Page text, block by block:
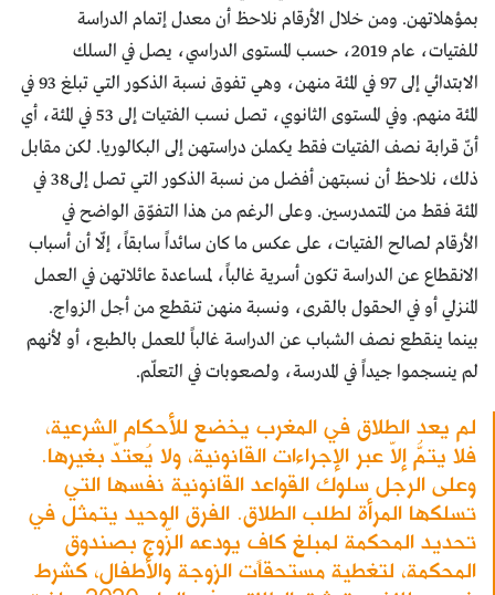
بمؤهلاتهن. ومن خلال الأرقام نلاحظ أن معدل إتمام الدراسة
للفتيات، عام 2019، حسب المستوى الدراسي، يصل في السلك
الابتدائي إلى 97 في المئة منهن، وهي تفوق نسبة الذكور التي تبلغ 93 في
المئة منهم. وفي المستوى الثانوي، تصل نسب الفتيات إلى 53 في المئة، أي
أنّ قرابة نصف الفتيات فقط يكملن دراستهن إلى البكالوريا. لكن مقابل
ذلك، نلاحظ أن نسبتهن أفضل من نسبة الذكور التي تصل إلى38 في
المئة فقط من المتمدرسين. وعلى الرغم من هذا التفوّق الواضح في
الأرقام لصالح الفتيات، على عكس ما كان سائداً سابقاً، إلّا أن أسباب
الانقطاع عن الدراسة تكون أسرية غالباً، لمساعدة عائلاتهن في العمل
المنزلي أو في الحقول بالقرى، ونسبة منهن تنقطع من أجل الزواج.
بينما ينقطع نصف الشباب عن الدراسة غالباً للعمل بالطبع، أو لأنهم
لم ينسجموا جيداً في المدرسة، ولصعوبات في التعلّم.
لم يعد الطلاق في المغرب يخضع للأحكام الشرعية،
فلا يتمُّ إلاّ عبر الإجراءات القانونية، ولا يُعتدّ بغيرها.
وعلى الرجل سلوك القواعد القانونية نفسها التي
تسلكها المرأة لطلب الطلاق. الفرق الوحيد يتمثل في
تحديد المحكمة لمبلغ كافٍ يودعه الزّوج بصندوق
المحكمة، لتغطية مستحقات الزوجة والأطفال، كشرط